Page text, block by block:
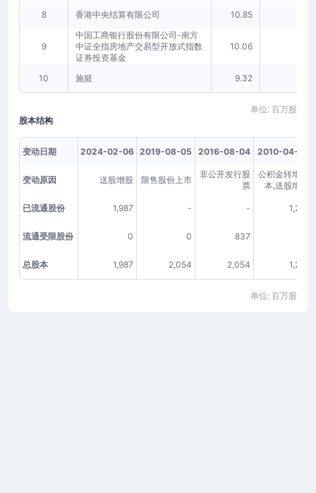
8 香港中央结算有限公司 10.85
9
中国工商银行股份有限公司-南方
中证全指房地产交易型开放式指数
证券投资基金
10.06
10 施挺 9.32
单位: 百万股
股本结构
变动日期 2024-02-06 2019-08-05 2016-08-04 2010-04-07
变动原因 送股增股 限售股份上市
非公开发行股
票
公积金转增股
本,送股增股
已流通股份 1,987 - - 1,217
流通受限股份 0 0 837
总股本 1,987 2,054 2,054 1,217
单位: 百万股